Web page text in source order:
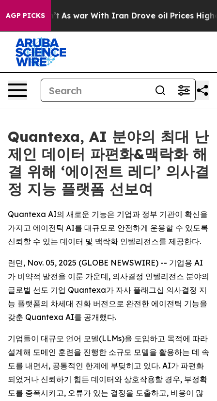
AGP PICKS
Didn’t As war With Iran Drove oil Prices Higher,
Quantexa, AI 분야의 최대 난
제인 데이터 파편화&맥락화 해
결 위해 ‘에이전트 레디’ 의사결
정 지능 플랫폼 선보여
Quantexa AI의 새로운 기능은 기업과 정부 기관이 확신을
가지고 에이전틱 AI를 대규모로 안전하게 운용할 수 있도록
신뢰할 수 있는 데이터 및 맥락화 인텔리전스를 제공한다.
런던, Nov. 05, 2025 (GLOBE NEWSWIRE) -- 기업용 AI
가 비약적 발전을 이룬 가운데, 의사결정 인텔리전스 분야의
글로벌 선도 기업 Quantexa가 자사 플래그십 의사결정 지
능 플랫폼의 차세대 진화 버전으로 완전한 에이전틱 기능을
갖춘 Quantexa AI를 공개했다.
기업들이 대규모 언어 모델(LLMs)을 도입하고 목적에 따라
설계해 도메인 훈련을 진행한 소규모 모델을 활용하는 데 속
도를 내면서, 공통적인 한계에 부딪히고 있다. AI가 파편화
되었거나 신뢰하기 힘든 데이터와 상호작용할 경우, 부정확
도를 증폭시키고, 오류가 있는 결정을 도출하고, 비용이 많